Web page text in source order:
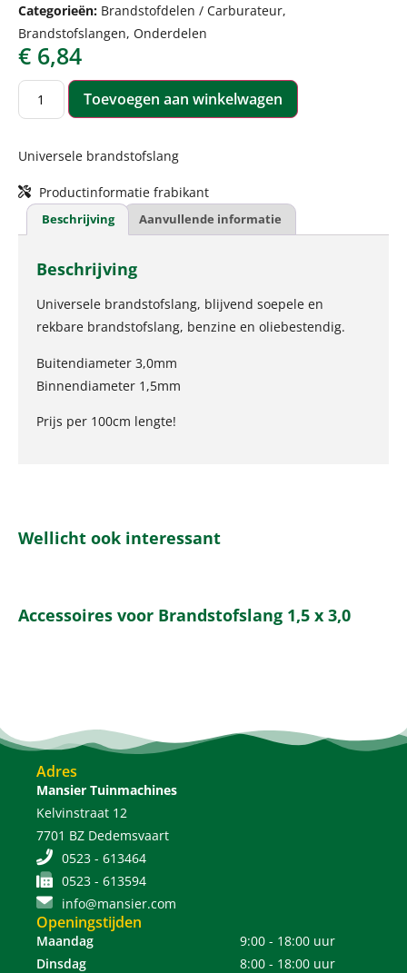
Categorieën: Brandstofdelen / Carburateur,
Brandstofslangen, Onderdelen
€ 6,84
Toevoegen aan winkelwagen
Universele brandstofslang
Productinformatie frabikant
Beschrijving Aanvullende informatie
Beschrijving
Universele brandstofslang, blijvend soepele en
rekbare brandstofslang, benzine en oliebestendig.
Buitendiameter 3,0mm
Binnendiameter 1,5mm
Prijs per 100cm lengte!
Wellicht ook interessant
Accessoires voor Brandstofslang 1,5 x 3,0
Adres
Mansier Tuinmachines
Kelvinstraat 12
7701 BZ Dedemsvaart
0523 - 613464
0523 - 613594
info@mansier.com
Openingstijden
Maandag
9:00 - 18:00 uur
Dinsdag
8:00 - 18:00 uur